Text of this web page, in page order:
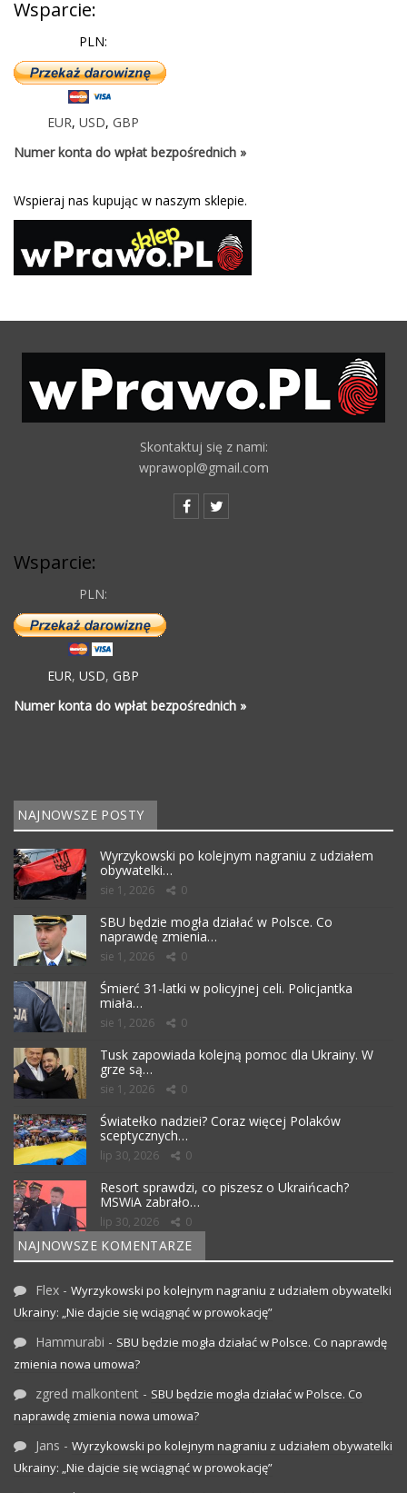
Wsparcie:
PLN:
EUR, USD, GBP
Numer konta do wpłat bezpośrednich »
Wspieraj nas kupując w naszym sklepie.
Skontaktuj się z nami:
wprawopl@gmail.com
Wsparcie:
PLN:
EUR, USD, GBP
Numer konta do wpłat bezpośrednich »
NAJNOWSZE POSTY
Wyrzykowski po kolejnym nagraniu z udziałem
obywatelki…
sie 1, 2026 0
SBU będzie mogła działać w Polsce. Co
naprawdę zmienia…
sie 1, 2026 0
Śmierć 31-latki w policyjnej celi. Policjantka
miała…
sie 1, 2026 0
Tusk zapowiada kolejną pomoc dla Ukrainy. W
grze są…
sie 1, 2026 0
Światełko nadziei? Coraz więcej Polaków
sceptycznych…
lip 30, 2026 0
Resort sprawdzi, co piszesz o Ukraińcach?
MSWiA zabrało…
lip 30, 2026 0
NAJNOWSZE KOMENTARZE
Flex - Wyrzykowski po kolejnym nagraniu z udziałem obywatelki
Ukrainy: „Nie dajcie się wciągnąć w prowokację”
Hammurabi - SBU będzie mogła działać w Polsce. Co naprawdę
zmienia nowa umowa?
zgred malkontent - SBU będzie mogła działać w Polsce. Co
naprawdę zmienia nowa umowa?
Jans - Wyrzykowski po kolejnym nagraniu z udziałem obywatelki
Ukrainy: „Nie dajcie się wciągnąć w prowokację”